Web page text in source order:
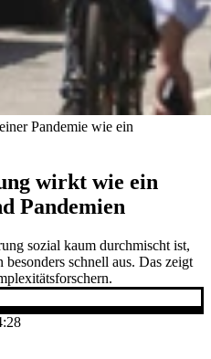
Pandemie wie ein
wirkt wie ein
Pandemien
sozial kaum durchmischt ist,
schnell aus. Das zeigt